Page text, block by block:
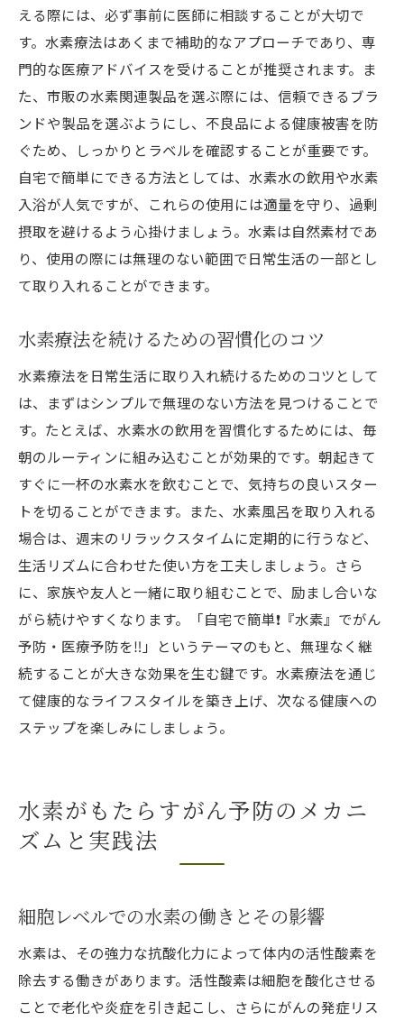
える際には、必ず事前に医師に相談することが大切で
す。水素療法はあくまで補助的なアプローチであり、専
門的な医療アドバイスを受けることが推奨されます。ま
た、市販の水素関連製品を選ぶ際には、信頼できるブラ
ンドや製品を選ぶようにし、不良品による健康被害を防
ぐため、しっかりとラベルを確認することが重要です。
自宅で簡単にできる方法としては、水素水の飲用や水素
入浴が人気ですが、これらの使用には適量を守り、過剰
摂取を避けるよう心掛けましょう。水素は自然素材であ
り、使用の際には無理のない範囲で日常生活の一部とし
て取り入れることができます。
水素療法を続けるための習慣化のコツ
水素療法を日常生活に取り入れ続けるためのコツとして
は、まずはシンプルで無理のない方法を見つけることで
す。たとえば、水素水の飲用を習慣化するためには、毎
朝のルーティンに組み込むことが効果的です。朝起きて
すぐに一杯の水素水を飲むことで、気持ちの良いスター
トを切ることができます。また、水素風呂を取り入れる
場合は、週末のリラックスタイムに定期的に行うなど、
生活リズムに合わせた使い方を工夫しましょう。さら
に、家族や友人と一緒に取り組むことで、励まし合いな
がら続けやすくなります。「自宅で簡単❗️『水素』でがん
予防・医療予防を‼️」というテーマのもと、無理なく継
続することが大きな効果を生む鍵です。水素療法を通じ
て健康的なライフスタイルを築き上げ、次なる健康への
ステップを楽しみにしましょう。
水素がもたらすがん予防のメカニ
ズムと実践法
細胞レベルでの水素の働きとその影響
水素は、その強力な抗酸化力によって体内の活性酸素を
除去する働きがあります。活性酸素は細胞を酸化させる
ことで老化や炎症を引き起こし、さらにがんの発症リス